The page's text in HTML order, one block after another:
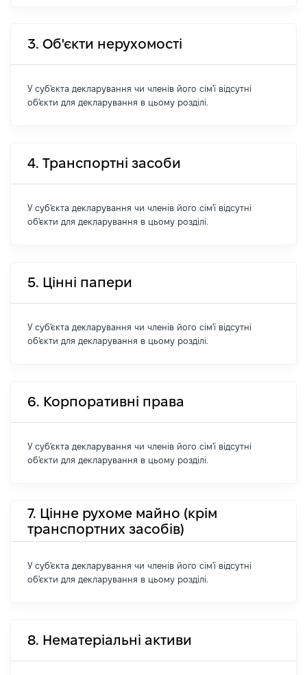
3. Об'єкти нерухомості
У суб'єкта декларування чи членів його сім'ї відсутні
об'єкти для декларування в цьому розділі.
4. Транспортні засоби
У суб'єкта декларування чи членів його сім'ї відсутні
об'єкти для декларування в цьому розділі.
5. Цінні папери
У суб'єкта декларування чи членів його сім'ї відсутні
об'єкти для декларування в цьому розділі.
6. Корпоративні права
У суб'єкта декларування чи членів його сім'ї відсутні
об'єкти для декларування в цьому розділі.
7. Цінне рухоме майно (крім
транспортних засобів)
У суб'єкта декларування чи членів його сім'ї відсутні
об'єкти для декларування в цьому розділі.
8. Нематеріальні активи